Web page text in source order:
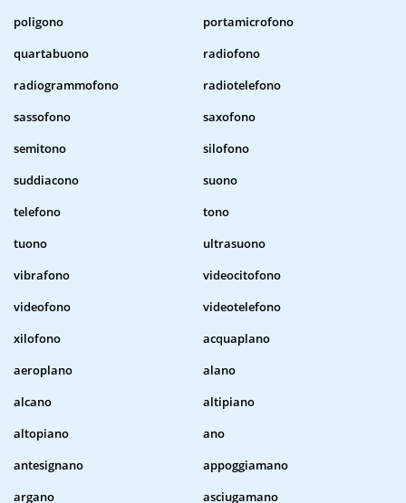
poligono
portamicrofono
quartabuono
radiofono
radiogrammofono
radiotelefono
sassofono
saxofono
semitono
silofono
suddiacono
suono
telefono
tono
tuono
ultrasuono
vibrafono
videocitofono
videofono
videotelefono
xilofono
acquaplano
aeroplano
alano
alcano
altipiano
altopiano
ano
antesignano
appoggiamano
argano
asciugamano